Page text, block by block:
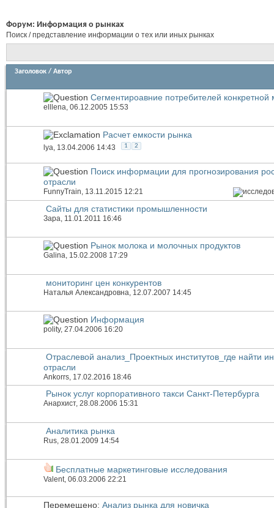
Форум: Информация о рынках
Поиск / представление информации о тех или иных рынках
Заголовок / Автор
Сегментироавние потребителей конкретной
elllena, 06.12.2005 15:53
Расчет емкости рынка
lya, 13.04.2006 14:43 1 2
Поиск информации для прогнозирования
отрасли
FunnyTrain, 13.11.2015 12:21
Сайты для статистики промышленности
Зара , 11.01.2011 16:46
Рынок молока и молочных продуктов
Galina, 15.02.2008 17:29
мониторинг цен конкурентов
Наталья Александровна , 12.07.2007 14:45
Информация
polity, 27.04.2006 16:20
Отраслевой анализ_Проектных институтов_где найти
отрасли
Ankorrs , 17.02.2016 18:46
Рынок услуг корпоративного такси Санкт-Петербурга
Анархист, 28.08.2006 15:31
Аналитика рынка
Rus , 28.01.2009 14:54
Бесплатные маркетинговые исследования
Valent, 06.03.2006 22:21
Перемещено: Анализ рынка для новичка